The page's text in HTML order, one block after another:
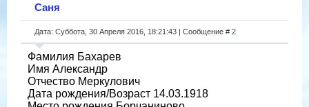
Саня
Дата: Суббота, 30 Апреля 2016, 18:21:43 | Сообщение # 2
Фамилия Бахарев
Имя Александр
Отчество Меркулович
Дата рождения/Возраст 14.03.1918